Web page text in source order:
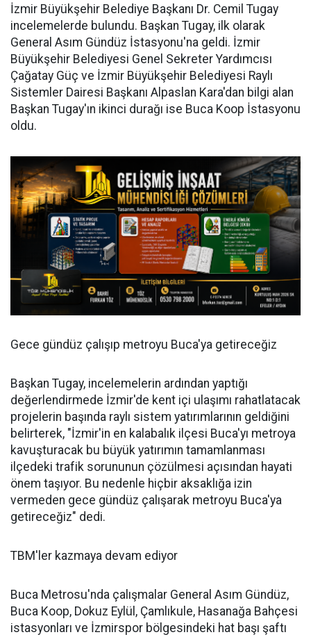
İzmir Büyükşehir Belediye Başkanı Dr. Cemil Tugay
incelemelerde bulundu. Başkan Tugay, ilk olarak
General Asım Gündüz İstasyonu'na geldi. İzmir
Büyükşehir Belediyesi Genel Sekreter Yardımcısı
Çağatay Güç ve İzmir Büyükşehir Belediyesi Raylı
Sistemler Dairesi Başkanı Alpaslan Kara'dan bilgi alan
Başkan Tugay'ın ikinci durağı ise Buca Koop İstasyonu
oldu.
Gece gündüz çalışıp metroyu Buca'ya getireceğiz
Başkan Tugay, incelemelerin ardından yaptığı
değerlendirmede İzmir'de kent içi ulaşımı rahatlatacak
projelerin başında raylı sistem yatırımlarının geldiğini
belirterek, "İzmir'in en kalabalık ilçesi Buca'yı metroya
kavuşturacak bu büyük yatırımın tamamlanması
ilçedeki trafik sorununun çözülmesi açısından hayati
önem taşıyor. Bu nedenle hiçbir aksaklığa izin
vermeden gece gündüz çalışarak metroyu Buca'ya
getireceğiz" dedi.
TBM'ler kazmaya devam ediyor
Buca Metrosu'nda çalışmalar General Asım Gündüz,
Buca Koop, Dokuz Eylül, Çamlıkule, Hasanağa Bahçesi
istasyonları ve İzmirspor bölgesindeki hat başı şaftı